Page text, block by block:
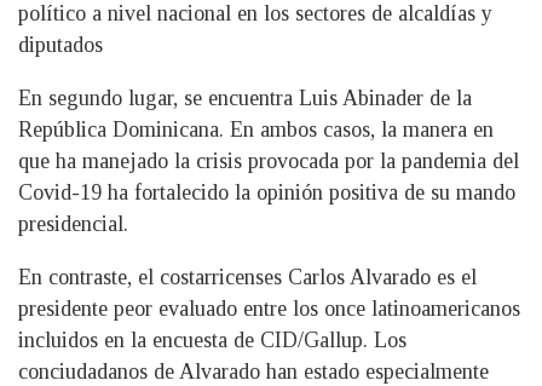
político a nivel nacional en los sectores de alcaldías y
diputados
En segundo lugar, se encuentra Luis Abinader de la
República Dominicana. En ambos casos, la manera en
que ha manejado la crisis provocada por la pandemia del
Covid-19 ha fortalecido la opinión positiva de su mando
presidencial.
En contraste, el costarricenses Carlos Alvarado es el
presidente peor evaluado entre los once latinoamericanos
incluidos en la encuesta de CID/Gallup. Los
conciudadanos de Alvarado han estado especialmente